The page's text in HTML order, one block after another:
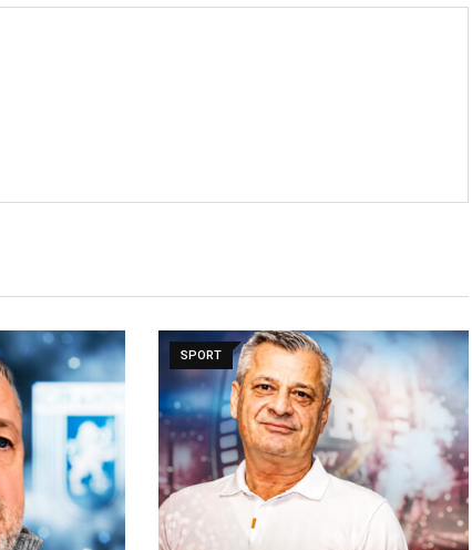
SPORT